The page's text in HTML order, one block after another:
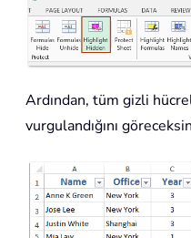
Ardından, tüm gizli
vurgulandığını